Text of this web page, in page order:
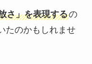
さ」を表現するの
たのかもしれませ